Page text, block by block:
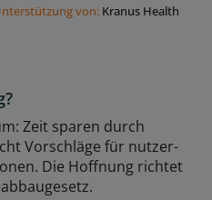
von: Kranus Health
Zeit sparen durch
Vorschläge für nutzer-
Die Hoffnung richtet